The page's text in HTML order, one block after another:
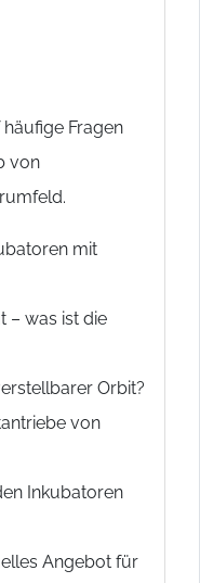
Fragen
von
mit
– was ist die
Orbit?
von
Inkubatoren
Angebot für